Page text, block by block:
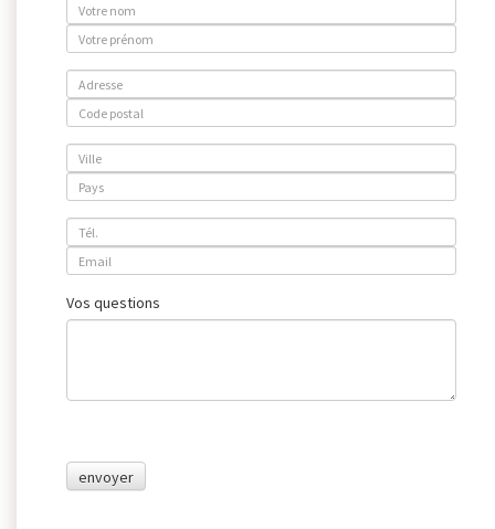
Vos questions
envoyer